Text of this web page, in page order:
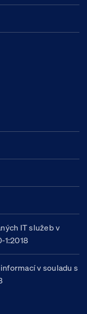
IT služeb v
1:2018
v souladu s